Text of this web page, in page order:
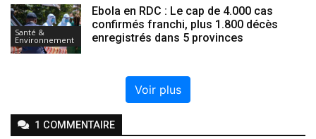
Santé &
Environnement
Ebola en RDC : Le cap de 4.000 cas
confirmés franchi, plus 1.800 décès
enregistrés dans 5 provinces
Voir plus
1 COMMENTAIRE